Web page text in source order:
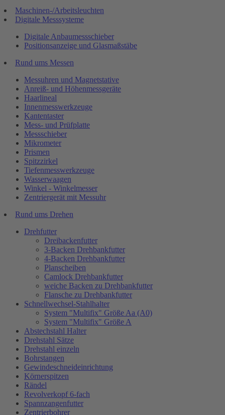
Maschinen-/Arbeitsleuchten
Digitale Messsysteme
Digitale Anbaumessschieber
Positionsanzeige und Glasmaßstäbe
Rund ums Messen
Messuhren und Magnetstative
Anreiß- und Höhenmessgeräte
Haarlineal
Innenmesswerkzeuge
Kantentaster
Mess- und Prüfplatte
Messschieber
Mikrometer
Prismen
Spitzzirkel
Tiefenmesswerkzeuge
Wasserwaagen
Winkel - Winkelmesser
Zentriergerät mit Messuhr
Rund ums Drehen
Drehfutter
Dreibackenfutter
3-Backen Drehbankfutter
4-Backen Drehbankfutter
Planscheiben
Camlock Drehbankfutter
weiche Backen zu Drehbankfutter
Flansche zu Drehbankfutter
Schnellwechsel-Stahlhalter
System "Multifix" Größe Aa (A0)
System "Multifix" Größe A
Abstechstahl Halter
Drehstahl Sätze
Drehstahl einzeln
Bohrstangen
Gewindeschneideinrichtung
Körnerspitzen
Rändel
Revolverkopf 6-fach
Spannzangenfutter
Zentrierbohrer